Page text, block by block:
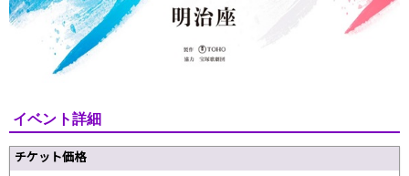
イベント詳細
チケット価格